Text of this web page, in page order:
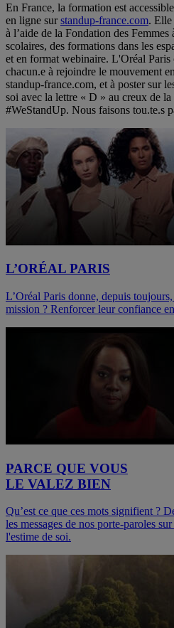
En France, la formation est
en ligne surstandup-france.com. Elle
à l’aide de la Fondation des
scolaires, des formations dans les
et en format webinaire. L'Oréal Paris
chacun.e à rejoindre le mouvement
standup-france.com, et à poster sur
soi avec la lettre « D » au creux de la
#WeStandUp. Nous faisons tou.te.s
L’ORÉAL PARIS
L’Oréal Paris donne, depuis
mission ? Renforcer leur confiance
PARCE QUE VOUS
LE VALEZ BIEN
Qu’est ce que ces mots signifient ?
les messages de nos porte-paroles
l'estime de soi.